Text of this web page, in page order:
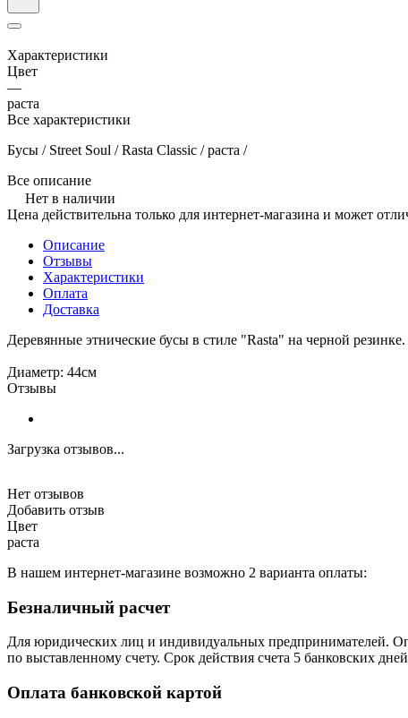
Характеристики
Цвет
—
раста
Все характеристики
Бусы / Street Soul / Rasta Classic / раста /
Все описание
Нет в наличии
Цена действительна только для интернет-магазина и может
Описание
Отзывы
Характеристики
Оплата
Доставка
Деревянные этнические бусы в стиле "Rasta" на черной
Диаметр: 44см
Отзывы
Загрузка отзывов...
Нет отзывов
Добавить отзыв
Цвет
раста
В нашем интернет-магазине возможно 2 варианта оплаты:
Безналичный расчет
Для юридических лиц и индивидуальных предпринимателей.
по выставленному счету. Срок действия счета 5 банковских
Оплата банковской картой